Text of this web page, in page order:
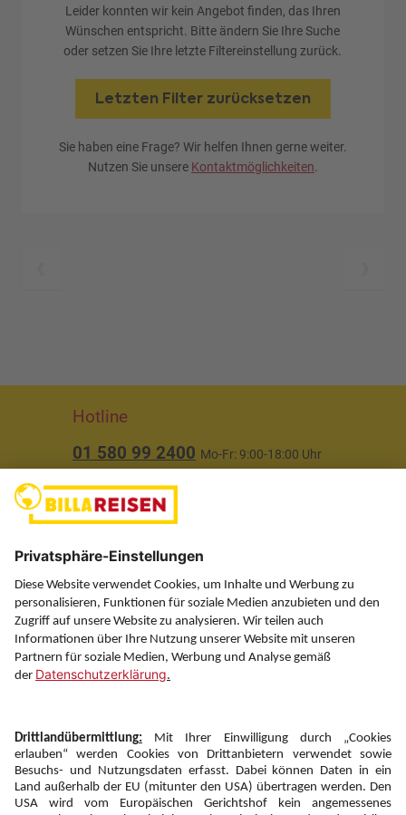
Leider konnten wir kein Angebot finden, das Ihren
Wünschen entspricht. Bitte ändern Sie Ihre Suche
oder setzen Sie Ihre letzte Filtereinstellung zurück.
Letzten Filter zurücksetzen
Sie haben eine Frage? Wir helfen Ihnen gerne weiter.
Nutzen Sie unsere Kontaktmöglichkeiten.
Hotline
01 580 99 2400 Mo-Fr: 9:00-18:00 Uhr
Über uns
Service
Information
Folgen Sie uns auf
Newsletter: